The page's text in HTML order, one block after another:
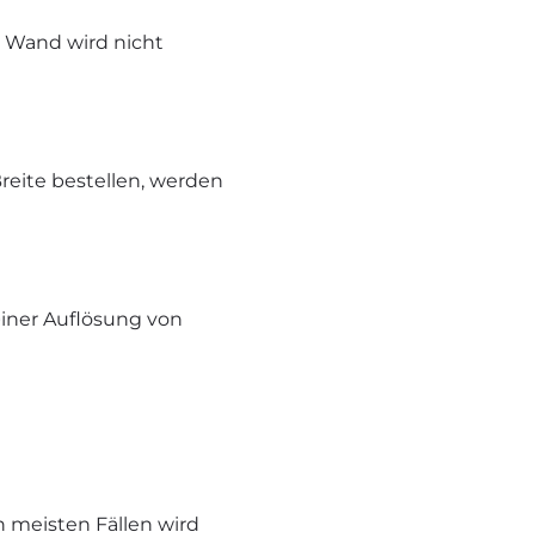
Wand wird nicht
bestellen, werden
Auflösung von
meisten Fällen wird